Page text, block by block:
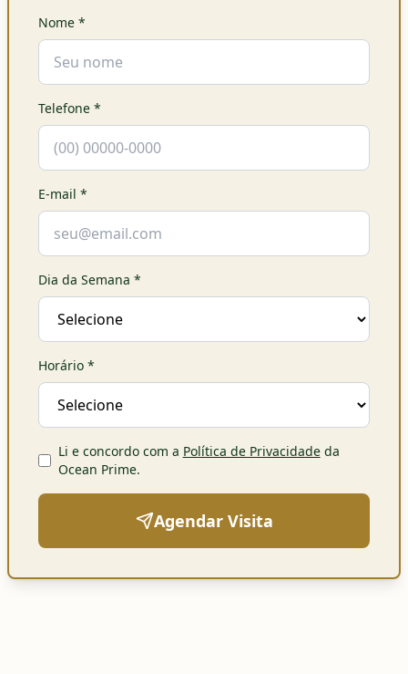
Nome *
Telefone *
E-mail *
Dia da Semana *
Horário *
Li e concordo com a Política de Privacidadeda
Ocean Prime.
Agendar Visita